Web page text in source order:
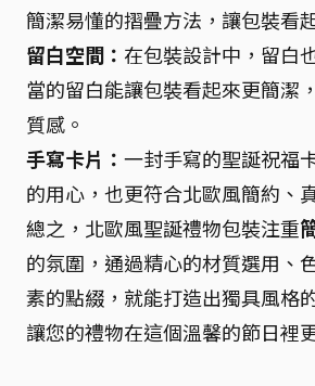
簡潔易懂的摺疊方法，讓包裝看
留白空間： 在包裝設計中，留白
當的留白能讓包裝看起來更簡潔
質感。
手寫卡片： 一封手寫的聖誕祝福
的用心，也更符合北歐風簡約、
總之，北歐風聖誕禮物包裝注重
的氛圍，通過精心的材質選用、
素的點綴，就能打造出獨具風格
讓您的禮物在這個溫馨的節日裡